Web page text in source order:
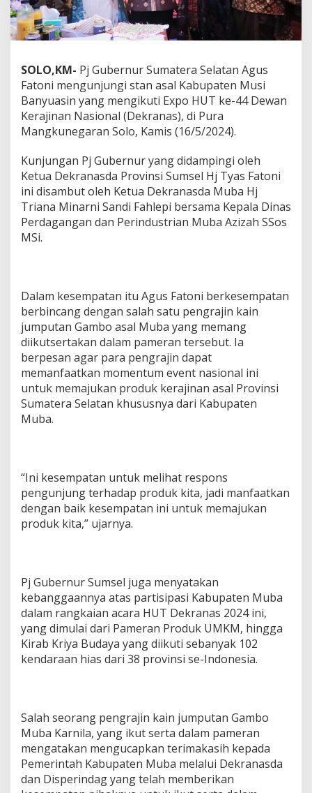
-
4
e
k
r
a
n
a
M
o
m
e
n
a
n
P
r
o
d
u
K
e
a
n
U
M
SOLO,KM- Pj Gubernur Sumatera Selatan Agus
Fatoni mengunjungi stan asal Kabupaten Musi
Banyuasin yang mengikuti Expo HUT ke-44 Dewan
Kerajinan Nasional (Dekranas), di Pura
Mangkunegaran Solo, Kamis (16/5/2024).
Kunjungan Pj Gubernur yang didampingi oleh
Ketua Dekranasda Provinsi Sumsel Hj Tyas Fatoni
ini disambut oleh Ketua Dekranasda Muba Hj
Triana Minarni Sandi Fahlepi bersama Kepala Dinas
Perdagangan dan Perindustrian Muba Azizah SSos
MSi.
Dalam kesempatan itu Agus Fatoni berkesempatan
berbincang dengan salah satu pengrajin kain
jumputan Gambo asal Muba yang memang
diikutsertakan dalam pameran tersebut. Ia
berpesan agar para pengrajin dapat
memanfaatkan momentum event nasional ini
untuk memajukan produk kerajinan asal Provinsi
Sumatera Selatan khususnya dari Kabupaten
Muba.
“Ini kesempatan untuk melihat respons
pengunjung terhadap produk kita, jadi manfaatkan
dengan baik kesempatan ini untuk memajukan
produk kita,” ujarnya.
Pj Gubernur Sumsel juga menyatakan
kebanggaannya atas partisipasi Kabupaten Muba
dalam rangkaian acara HUT Dekranas 2024 ini,
yang dimulai dari Pameran Produk UMKM, hingga
Kirab Kriya Budaya yang diikuti sebanyak 102
kendaraan hias dari 38 provinsi se-Indonesia.
Salah seorang pengrajin kain jumputan Gambo
Muba Karnila, yang ikut serta dalam pameran
mengatakan mengucapkan terimakasih kepada
Pemerintah Kabupaten Muba melalui Dekranasda
dan Disperindag yang telah memberikan